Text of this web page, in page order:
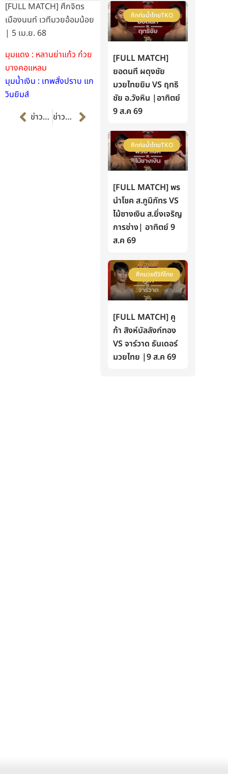
[FULL MATCH] ศึกจิตร
เมืองนนท์ เวทีมวยอ้อมน้อย
| 5 เม.ย. 68
มุมแดง : หลานย่าแก้ว ก๋วย
บางคอแหลม
มุมน้ำเงิน : เทพสั่งปราบ แก
วินยิมส์
Prevข่าวก่อนหน้า ข่าวต่อไป Next
ศึกท่อน้ำไทยTKO
[FULL MATCH]
ยอดนที ผดุงชัย
มวยไทยยิม VS ฤทธิ
ชัย อ.วังหิน |อาทิตย์
9 ส.ค 69
ศึกท่อน้ำไทยTKO
[FULL MATCH] พร
นำโชค ส.ภูมิภัทร VS
ไม้ซางเงิน ส.ยิ่งเจริญ
การช่าง| อาทิตย์ 9
ส.ค 69
ศึกมวยดีวิถีไทย
[FULL MATCH] คู
ก้า สิงห์บัลลังก์ทอง
VS จาร์วาด ธันเดอร์
มวยไทย |9 ส.ค 69